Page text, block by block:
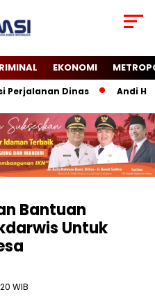
EKONOMI
Dinas Andi
Bantuan
Untuk
WIB